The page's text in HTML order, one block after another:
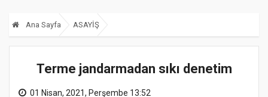
Ana Sayfa ASAYİŞ
Terme jandarmadan sıkı denetim
01 Nisan, 2021, Perşembe 13:52